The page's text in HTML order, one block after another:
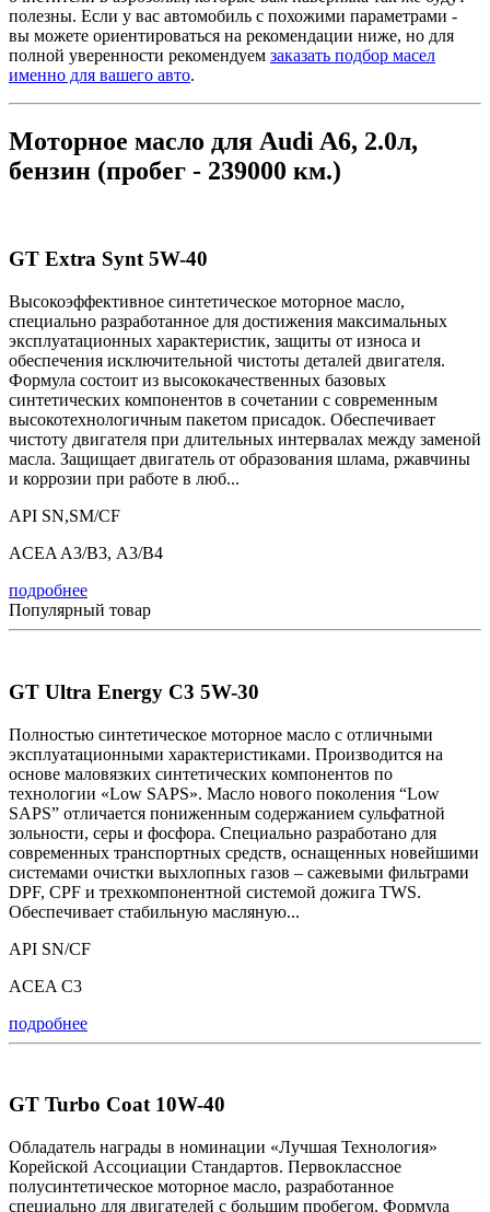
полезны. Если у вас автомобиль с похожими параметрами -
вы можете ориентироваться на рекомендации ниже, но для
полной уверенности рекомендуем заказать подбор масел
именно для вашего авто.
Моторное масло для Audi A6, 2.0л,
бензин (пробег - 239000 км.)
GT Extra Synt 5W-40
Высокоэффективное синтетическое моторное масло,
специально разработанное для достижения максимальных
эксплуатационных характеристик, защиты от износа и
обеспечения исключительной чистоты деталей двигателя.
Формула состоит из высококачественных базовых
синтетических компонентов в сочетании с современным
высокотехнологичным пакетом присадок. Обеспечивает
чистоту двигателя при длительных интервалах между заменой
масла. Защищает двигатель от образования шлама, ржавчины
и коррозии при работе в люб...
API SN,SM/CF
ACEA A3/B3, А3/B4
подробнее
Популярный товар
GT Ultra Energy C3 5W-30
Полностью синтетическое моторное масло с отличными
эксплуатационными характеристиками. Производится на
основе маловязких синтетических компонентов по
технологии «Low SAPS». Масло нового поколения “Low
SAPS” отличается пониженным содержанием сульфатной
зольности, серы и фосфора. Специально разработано для
современных транспортных средств, оснащенных новейшими
системами очистки выхлопных газов – сажевыми фильтрами
DPF, CPF и трехкомпонентной системой дожига TWS.
Обеспечивает стабильную масляную...
API SN/CF
ACEA С3
подробнее
GT Turbo Coat 10W-40
Обладатель награды в номинации «Лучшая Технология»
Корейской Ассоциации Стандартов. Первоклассное
полусинтетическое моторное масло, разработанное
специально для двигателей с большим пробегом. Формула